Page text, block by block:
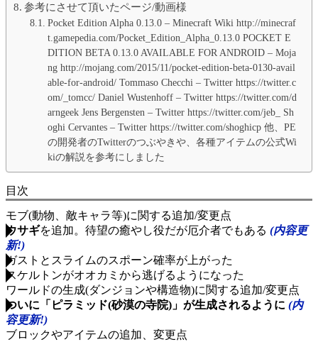
参考にさせて頂いたページ/動画様
Pocket Edition Alpha 0.13.0 – Minecraft Wiki http://minecraf
t.gamepedia.com/Pocket_Edition_Alpha_0.13.0 POCKET E
DITION BETA 0.13.0 AVAILABLE FOR ANDROID – Moja
ng http://mojang.com/2015/11/pocket-edition-beta-0130-avail
able-for-android/ Tommaso Checchi – Twitter https://twitter.c
om/_tomcc/ Daniel Wustenhoff – Twitter https://twitter.com/d
arngeek Jens Bergensten – Twitter https://twitter.com/jeb_ Sh
oghi Cervantes – Twitter https://twitter.com/shoghicp 他、PE
の開発者のTwitterのつぶやきや、各種アイテムの公式Wi
kiの解説を参考にしました
目次
モブ(動物、敵キャラ等)に関する追加/変更点
ウサギを追加。待望の癒やし役だが厄介者でもある (内容更
新!)
ガストとスライムのスポーン確率が上がった
スケルトンがオオカミから逃げるようになった
ワールドの生成(ダンジョンや構造物)に関する追加/変更点
ついに「ピラミッド(砂漠の寺院)」が生成されるように (内
容更新!)
ブロックやアイテムの追加、変更点